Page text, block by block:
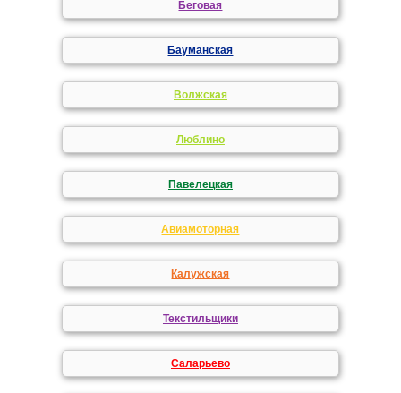
Беговая
Бауманская
Волжская
Люблино
Павелецкая
Авиамоторная
Калужская
Текстильщики
Саларьево